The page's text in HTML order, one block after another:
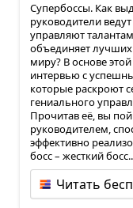
Супербоссы. Как
руководители
управляют
объединяет лучших
миру? В основе
интервью с
которые раскроют
гениального
Прочитав её, вы
руководителем,
эффективно
босс – жесткий
Читать